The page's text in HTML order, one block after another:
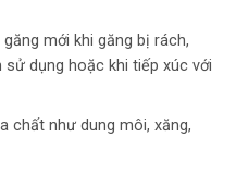
mới khi găng bị rách,
dụng hoặc khi tiếp xúc với
chất như dung môi, xăng,